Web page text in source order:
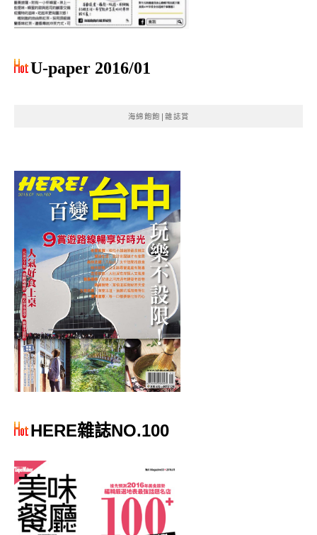
U-paper 2016/01
海綿飽飽|雜誌賞
HERE雜誌NO.100